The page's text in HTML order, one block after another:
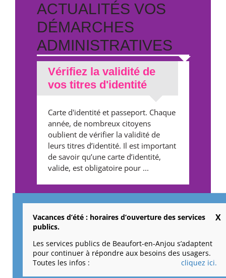
ACTUALITÉS VOS
DÉMARCHES
ADMINISTRATIVES
Vérifiez la validité de
vos titres d'identité
Carte d'identité et passeport. Chaque
année, de nombreux citoyens
oublient de vérifier la validité de
leurs titres d’identité. Il est important
de savoir qu’une carte d’identité,
valide, est obligatoire pour ...
Cimetières : un outil
pour faciliter vos
recherches
Soucieuse d’apporter une réponse
Vacances d’été : horaires d’ouverture des services
publics.
Les services publics de Beaufort-en-Anjou s’adaptent
pour continuer à répondre aux besoins des usagers.
Toutes les infos :
cliquez ici.